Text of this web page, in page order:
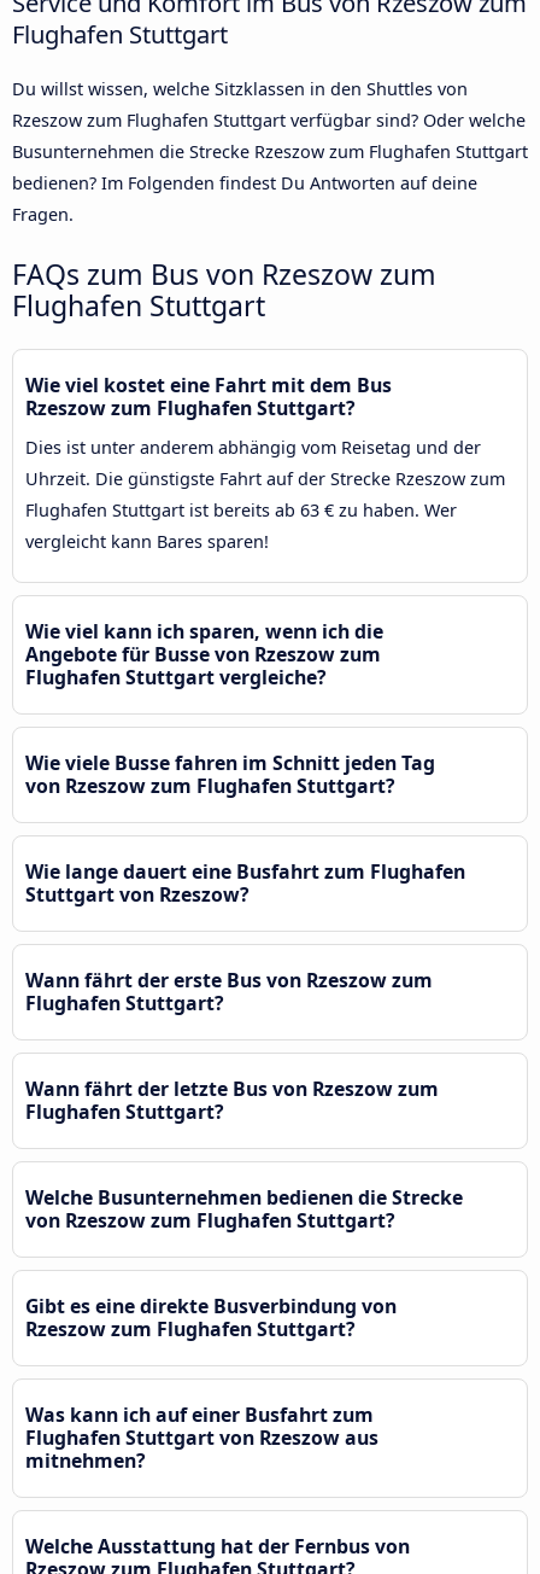
Flughafen Stuttgart
Du willst wissen, welche Sitzklassen in den Shuttles von
Rzeszow zum Flughafen Stuttgart verfügbar sind? Oder welche
Busunternehmen die Strecke Rzeszow zum Flughafen Stuttgart
bedienen? Im Folgenden findest Du Antworten auf deine
Fragen.
FAQs zum Bus von Rzeszow zum
Flughafen Stuttgart
Wie viel kostet eine Fahrt mit dem Bus
Rzeszow zum Flughafen Stuttgart?
Dies ist unter anderem abhängig vom Reisetag und der
Uhrzeit. Die günstigste Fahrt auf der Strecke Rzeszow zum
Flughafen Stuttgart ist bereits ab 63 € zu haben. Wer
vergleicht kann Bares sparen!
Wie viel kann ich sparen, wenn ich die
Angebote für Busse von Rzeszow zum
Flughafen Stuttgart vergleiche?
Wie viele Busse fahren im Schnitt jeden Tag
von Rzeszow zum Flughafen Stuttgart?
Wie lange dauert eine Busfahrt zum Flughafen
Stuttgart von Rzeszow?
Wann fährt der erste Bus von Rzeszow zum
Flughafen Stuttgart?
Wann fährt der letzte Bus von Rzeszow zum
Flughafen Stuttgart?
Welche Busunternehmen bedienen die Strecke
von Rzeszow zum Flughafen Stuttgart?
Gibt es eine direkte Busverbindung von
Rzeszow zum Flughafen Stuttgart?
Was kann ich auf einer Busfahrt zum
Flughafen Stuttgart von Rzeszow aus
mitnehmen?
Welche Ausstattung hat der Fernbus von